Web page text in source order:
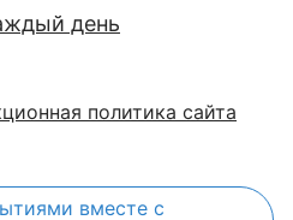
день
политика сайта
вместе с